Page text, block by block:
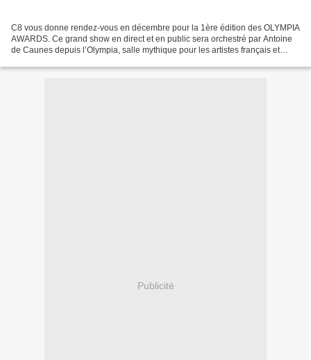
C8 vous donne rendez-vous en décembre pour la 1ère édition des OLYMPIA
AWARDS. Ce grand show en direct et en public sera orchestré par Antoine
de Caunes depuis l’Olympia, salle mythique pour les artistes français et
Publicité